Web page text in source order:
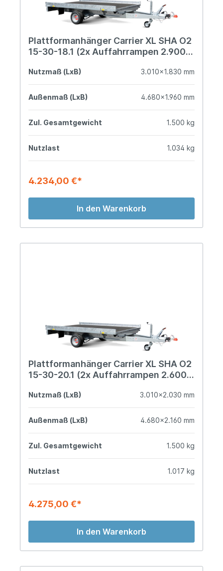
Plattformanhänger Carrier XL SHA O2
15-30-18.1 (2x Auffahrrampen 2.900
Nutzmaß (LxB) 3.010x1.830 mm
Außenmaß (LxB) 4.680x1.960 mm
Zul. Gesamtgewicht 1.500 kg
Nutzlast 1.034 kg
4.234,00 €*
In den Warenkorb
Plattformanhänger Carrier XL SHA O2
15-30-20.1 (2x Auffahrrampen 2.600
Nutzmaß (LxB) 3.010x2.030 mm
Außenmaß (LxB) 4.680x2.160 mm
Zul. Gesamtgewicht 1.500 kg
Nutzlast 1.017 kg
4.275,00 €*
In den Warenkorb